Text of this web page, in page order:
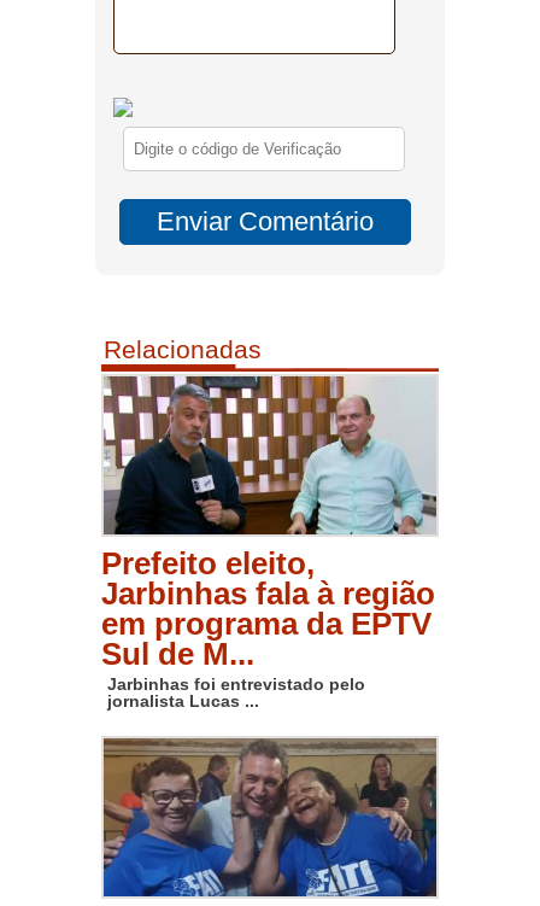
Relacionadas
Prefeito eleito,
Jarbinhas fala à região
em programa da EPTV
Sul de M...
Jarbinhas foi entrevistado pelo
jornalista Lucas ...